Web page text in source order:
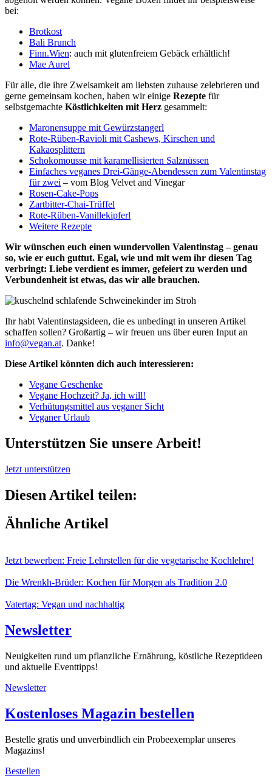
bei:
Brotkost
Bali Brunch
Finn.Wien: auch mit glutenfreiem Gebäck erhältlich!
Mae Aurel
Für alle, die ihre Zweisamkeit am liebsten zuhause zelebrieren und
gerne gemeinsam kochen, haben wir einige Rezepte für
selbstgemachte Köstlichkeiten mit Herz gesammelt:
Maronensuppe mit Gewürzstangerl
Rote-Rüben-Ravioli mit Cashews, Kirschen und
Kakaosplittern
Schokomousse mit karamellisierten Salznüssen
Einfaches veganes Drei-Gänge-Abendessen zum Valentinstag
für zwei – vom Blog Velvet and Vinegar
Rosen-Cake-Pops
Zartbitter-Chai-Trüffel
Rote-Rüben-Vanillekipferl
Weitere Rezepte
Wir wünschen euch einen wundervollen Valentinstag – genau
so, wie er euch guttut. Egal, wie und mit wem ihr diesen Tag
verbringt: Liebe verdient es immer, gefeiert zu werden und
Verbundenheit ist etwas, das wir alle brauchen.
Ihr habt Valentinstagsideen, die es unbedingt in unseren Artikel
schaffen sollen? Großartig – wir freuen uns über euren Input an
info@vegan.at. Danke!
Diese Artikel könnten dich auch interessieren:
Vegane Geschenke
Vegane Hochzeit? Ja, ich will!
Verhütungsmittel aus veganer Sicht
Veganer Urlaub
Unterstützen Sie unsere Arbeit!
Jetzt unterstützen
Diesen Artikel teilen:
Ähnliche Artikel
Jetzt bewerben: Freie Lehrstellen für die vegetarische Kochlehre!
Die Wrenkh-Brüder: Kochen für Morgen als Tradition 2.0
Vatertag: Vegan und nachhaltig
Newsletter
Neuigkeiten rund um pflanzliche Ernährung, köstliche Rezeptideen
und aktuelle Eventtipps!
Newsletter
Kostenloses Magazin bestellen
Bestelle gratis und unverbindlich ein Probeexemplar unseres
Magazins!
Bestellen